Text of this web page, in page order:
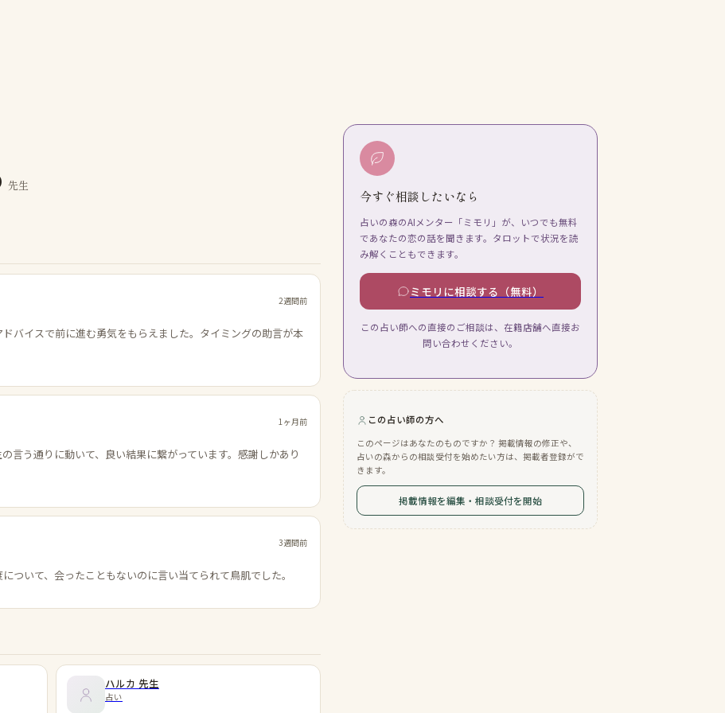
先生
2週間前
バイスで前に進む勇気をもらえました。タイミングの助言が本
1ヶ月前
言う通りに動いて、良い結果に繋がっています。感謝しかあり
3週間前
ついて、会ったこともないのに言い当てられて鳥肌でした。
ハルカ 先生
占い
今すぐ相談したいなら
占いの森のAIメンター「ミモリ」が、いつでも無料
であなたの恋の話を聞きます。タロットで状況を読
み解くこともできます。
ミモリに相談する（無料）
この占い師への直接のご相談は、在籍店舗へ直接お
問い合わせください。
この占い師の方へ
このページはあなたのものですか？ 掲載情報の修正や、
占いの森からの相談受付を始めたい方は、掲載者登録がで
きます。
掲載情報を編集・相談受付を開始